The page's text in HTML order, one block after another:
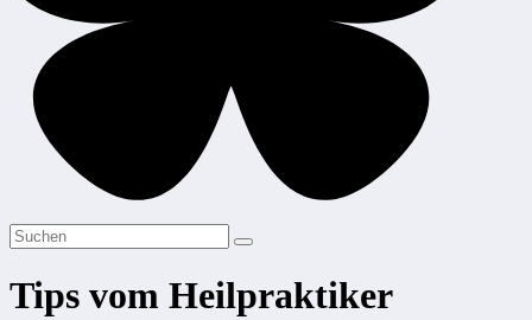
Tips vom Heilpraktiker